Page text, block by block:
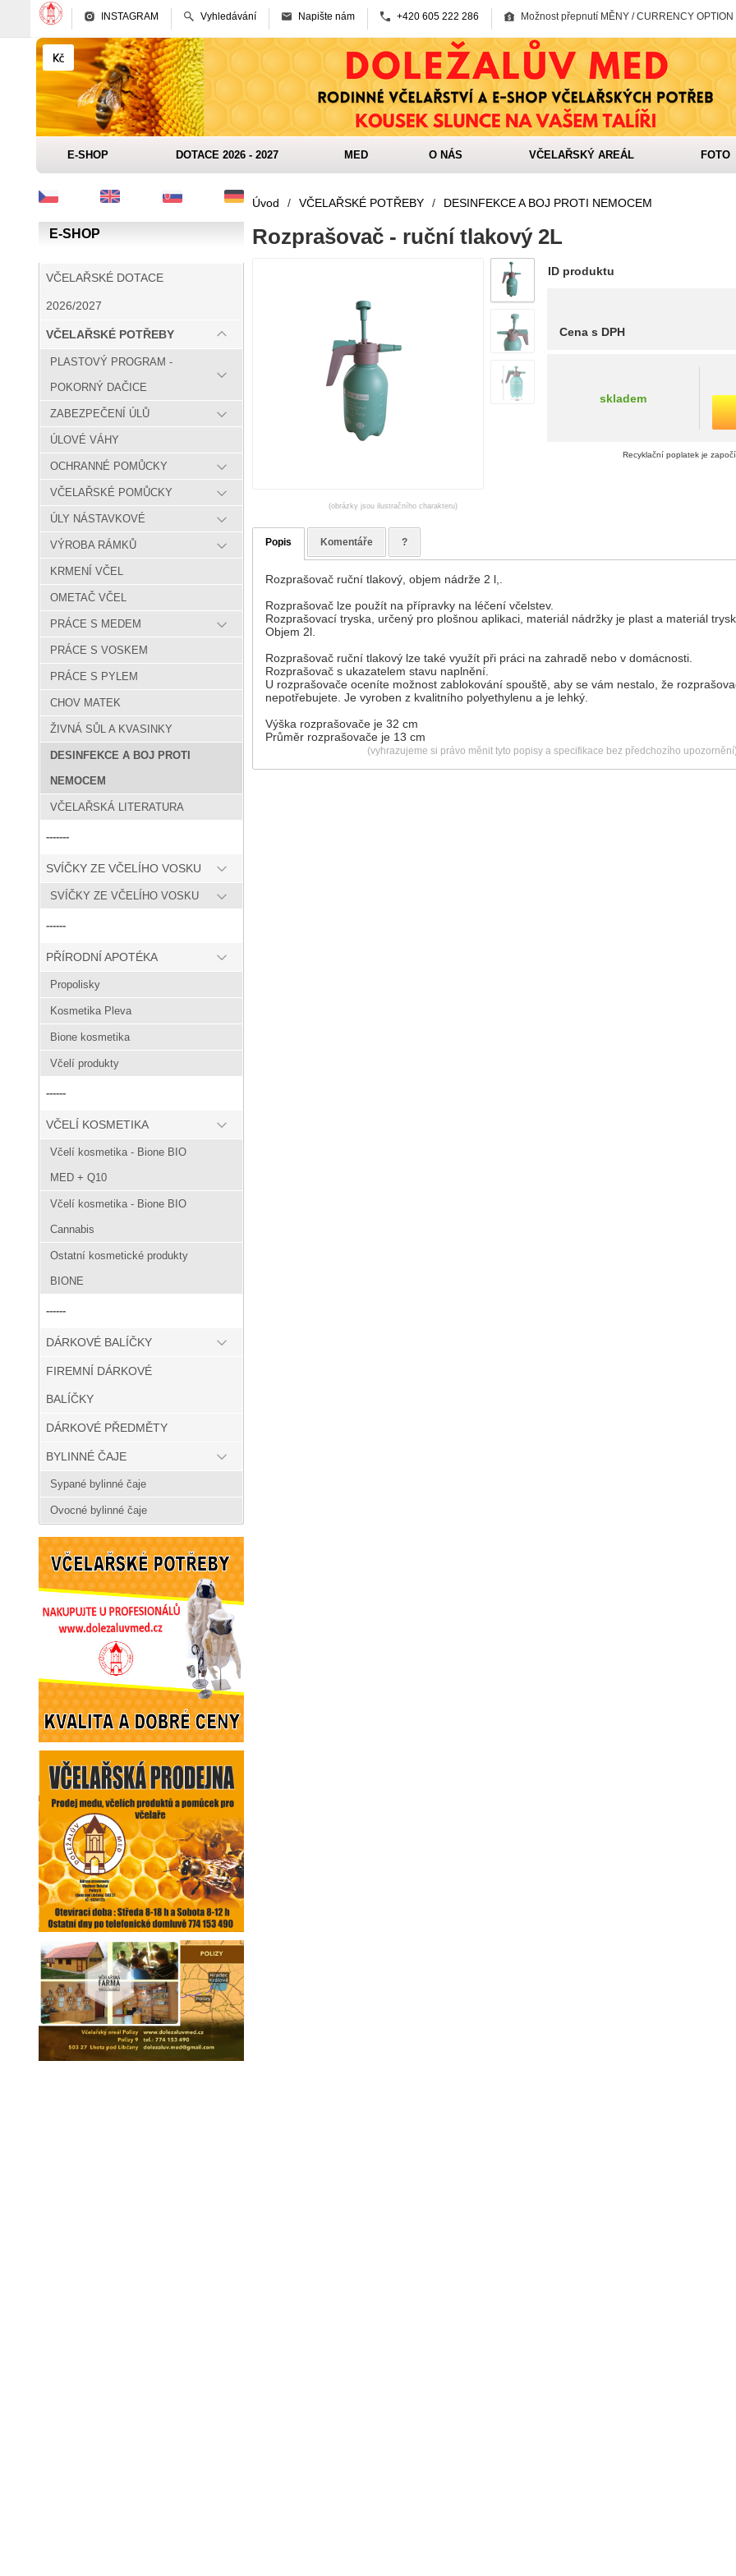
INSTAGRAM Vyhledávání Napište nám +420 605 222 286 Možnost přepnutí MĚNY / CURRENCY OPTION
E-SHOP DOTACE 2026 - 2027 MED O NÁS VČELAŘSKÝ AREÁL FOTO
E-SHOP
VČELAŘSKÉ DOTACE
2026/2027
VČELAŘSKÉ POTŘEBY
PLASTOVÝ PROGRAM -
POKORNÝ DAČICE
ZABEZPEČENÍ ÚLŮ
ÚLOVÉ VÁHY
OCHRANNÉ POMŮCKY
VČELAŘSKÉ POMŮCKY
ÚLY NÁSTAVKOVÉ
VÝROBA RÁMKŮ
KRMENÍ VČEL
OMETAČ VČEL
PRÁCE S MEDEM
PRÁCE S VOSKEM
PRÁCE S PYLEM
CHOV MATEK
ŽIVNÁ SŮL A KVASINKY
DESINFEKCE A BOJ PROTI
NEMOCEM
VČELAŘSKÁ LITERATURA
-------
SVÍČKY ZE VČELÍHO VOSKU
SVÍČKY ZE VČELÍHO VOSKU
------
PŘÍRODNÍ APOTÉKA
Propolisky
Kosmetika Pleva
Bione kosmetika
Včelí produkty
------
VČELÍ KOSMETIKA
Včelí kosmetika - Bione BIO
MED + Q10
Včelí kosmetika - Bione BIO
Cannabis
Ostatní kosmetické produkty
BIONE
------
DÁRKOVÉ BALÍČKY
FIREMNÍ DÁRKOVÉ
BALÍČKY
DÁRKOVÉ PŘEDMĚTY
BYLINNÉ ČAJE
Sypané bylinné čaje
Ovocné bylinné čaje
Úvod / VČELAŘSKÉ POTŘEBY / DESINFEKCE A BOJ PROTI NEMOCEM
Rozprašovač - ruční tlakový 2L
(obrázky jsou ilustračního charakteru)
ID produktu
Cena s DPH
skladem
Recyklační poplatek je
Popis Komentáře ?
Rozprašovač ruční tlakový, objem nádrže 2 l,.
Rozprašovač lze použít na přípravky na léčení včelstev.
Rozprašovací tryska, určený pro plošnou aplikaci, materiál nádržky je plast a materiál
Objem 2l.
Rozprašovač ruční tlakový lze také využít při práci na zahradě nebo v domácnosti.
Rozprašovač s ukazatelem stavu naplnění.
U rozprašovače oceníte možnost zablokování spouště, aby se vám nestalo, že
nepotřebujete. Je vyroben z kvalitního polyethylenu a je lehký.
Výška rozprašovače je 32 cm
Průměr rozprašovače je 13 cm
(vyhrazujeme si právo měnit tyto popisy a specifikace bez předchozího